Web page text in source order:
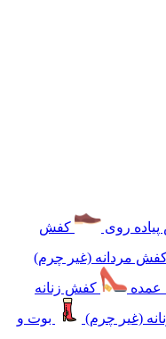
روی
کفش
مردانه (غیر چرم)
عمده
کفش زنانه
(غیر چرم)
بوت و